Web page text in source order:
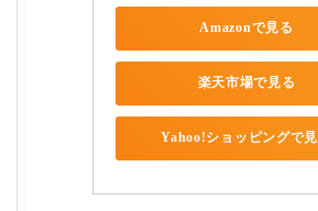
Amazonで見る
楽天市場で見る
Yahoo!ショッピングで